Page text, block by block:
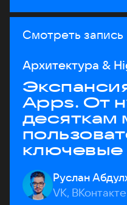
Смотреть запись
Архитектура &
Apps. От
десяткам
ключевые
Руслан
VK, ВКонтакте